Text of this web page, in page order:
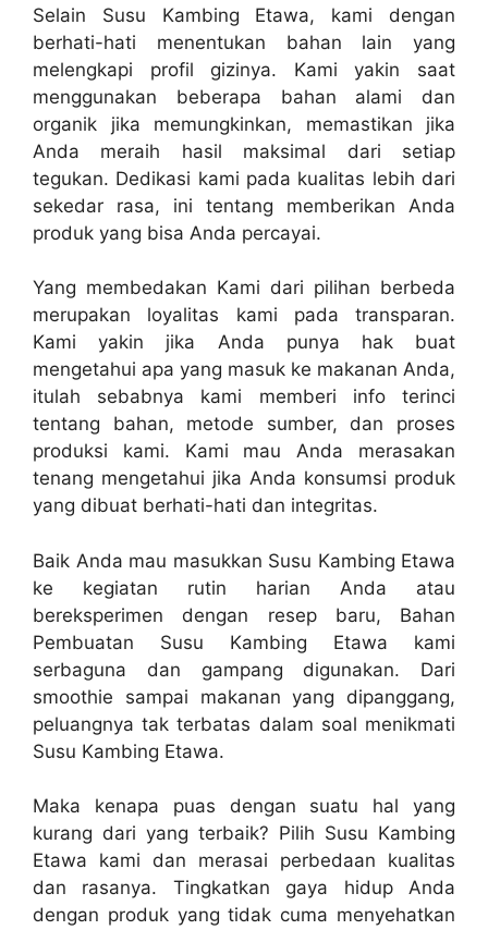
Selain Susu Kambing Etawa, kami dengan
berhati-hati menentukan bahan lain yang
melengkapi profil gizinya. Kami yakin saat
menggunakan beberapa bahan alami dan
organik jika memungkinkan, memastikan jika
Anda meraih hasil maksimal dari setiap
tegukan. Dedikasi kami pada kualitas lebih dari
sekedar rasa, ini tentang memberikan Anda
produk yang bisa Anda percayai.
Yang membedakan Kami dari pilihan berbeda
merupakan loyalitas kami pada transparan.
Kami yakin jika Anda punya hak buat
mengetahui apa yang masuk ke makanan Anda,
itulah sebabnya kami memberi info terinci
tentang bahan, metode sumber, dan proses
produksi kami. Kami mau Anda merasakan
tenang mengetahui jika Anda konsumsi produk
yang dibuat berhati-hati dan integritas.
Baik Anda mau masukkan Susu Kambing Etawa
ke kegiatan rutin harian Anda atau
bereksperimen dengan resep baru, Bahan
Pembuatan Susu Kambing Etawa kami
serbaguna dan gampang digunakan. Dari
smoothie sampai makanan yang dipanggang,
peluangnya tak terbatas dalam soal menikmati
Susu Kambing Etawa.
Maka kenapa puas dengan suatu hal yang
kurang dari yang terbaik? Pilih Susu Kambing
Etawa kami dan merasai perbedaan kualitas
dan rasanya. Tingkatkan gaya hidup Anda
dengan produk yang tidak cuma menyehatkan